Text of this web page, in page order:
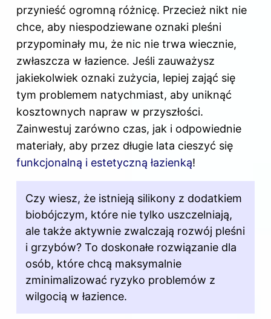
przynieść ogromną różnicę. Przecież nikt nie
chce, aby niespodziewane oznaki pleśni
przypominały mu, że nic nie trwa wiecznie,
zwłaszcza w łazience. Jeśli zauważysz
jakiekolwiek oznaki zużycia, lepiej zająć się
tym problemem natychmiast, aby uniknąć
kosztownych napraw w przyszłości.
Zainwestuj zarówno czas, jak i odpowiednie
materiały, aby przez długie lata cieszyć się
funkcjonalną i estetyczną łazienką!
Czy wiesz, że istnieją silikony z dodatkiem
biobójczym, które nie tylko uszczelniają,
ale także aktywnie zwalczają rozwój pleśni
i grzybów? To doskonałe rozwiązanie dla
osób, które chcą maksymalnie
zminimalizować ryzyko problemów z
wilgocią w łazience.